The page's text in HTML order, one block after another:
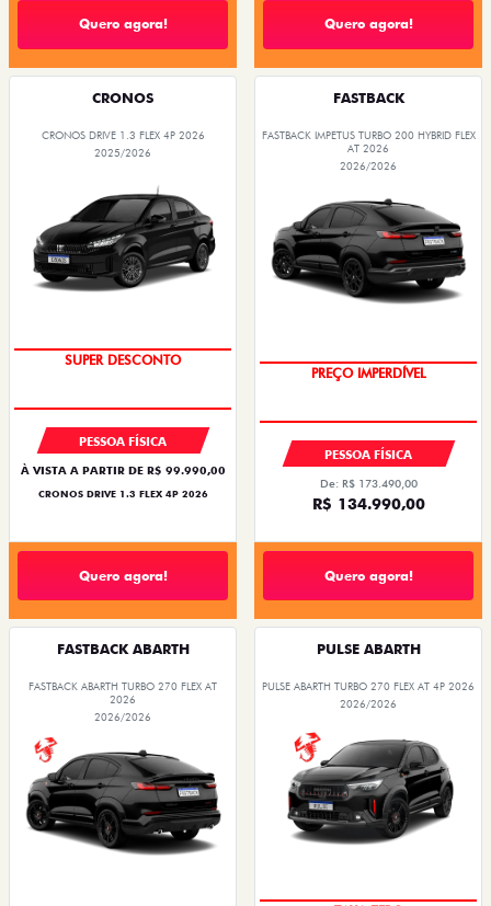
Quero agora! Quero agora!
CRONOS
CRONOS DRIVE 1.3 FLEX 4P 2026
2025/2026
SUPER DESCONTO
PESSOA FÍSICA
À VISTA A PARTIR DE R$ 99.990,00
CRONOS DRIVE 1.3 FLEX 4P 2026
Quero agora!
FASTBACK
FASTBACK IMPETUS TURBO 200 HYBRID FLEX
AT 2026
2026/2026
PREÇO IMPERDÍVEL
PESSOA FÍSICA
De: R$ 173.490,00
R$ 134.990,00
Quero agora!
FASTBACK ABARTH
FASTBACK ABARTH TURBO 270 FLEX AT
2026
2026/2026
PULSE ABARTH
PULSE ABARTH TURBO 270 FLEX AT 4P 2026
2026/2026